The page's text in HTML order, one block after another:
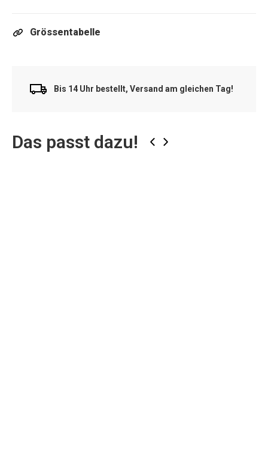
Grössentabelle
Bis 14 Uhr bestellt, Versand am gleichen Tag!
Das passt dazu! ‹ ›